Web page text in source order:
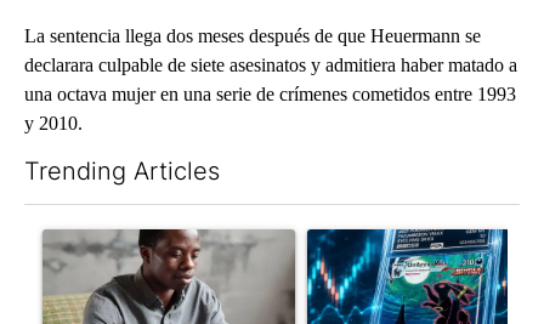
La sentencia llega dos meses después de que Heuermann se
declarara culpable de siete asesinatos y admitiera haber matado a
una octava mujer en una serie de crímenes cometidos entre 1993
y 2010.
Trending Articles
A trending article titled "What financial advisors are saying
A trending article titled